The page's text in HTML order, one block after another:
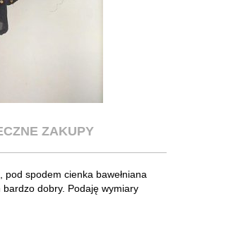
ZAKUPY
pod spodem cienka bawełniana
dobry. Podaję wymiary